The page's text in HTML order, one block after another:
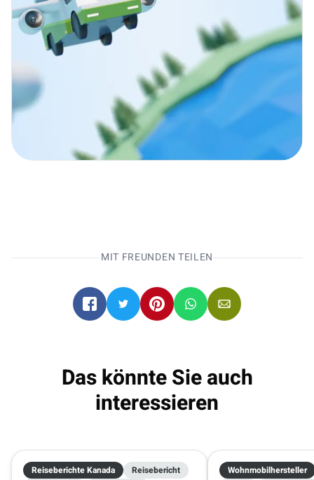
Wohnmobile direkt online buchen
Vancouver .
Vancouver
MIT FREUNDEN TEILEN
Das könnte Sie auch
interessieren
Reiseberichte Kanada
Reisebericht
Wohnmobilhersteller